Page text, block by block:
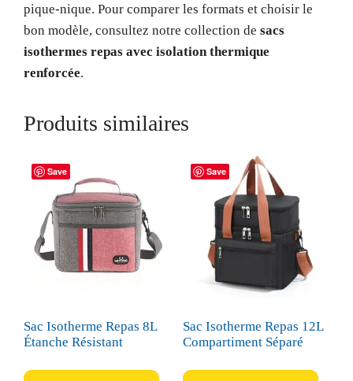
pique-nique. Pour comparer les formats et choisir le
bon modèle, consultez notre collection de sacs
isothermes repas avec isolation thermique
renforcée.
Produits similaires
Save
Sac Isotherme Repas 8L
Étanche Résistant
Save
Sac Isotherme Repas 12L
Compartiment Séparé